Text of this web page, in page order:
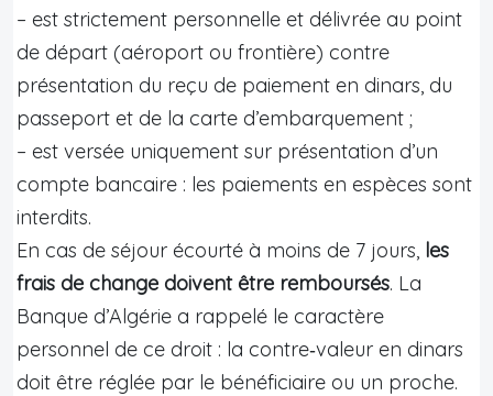
– est strictement personnelle et délivrée au point
de départ (aéroport ou frontière) contre
présentation du reçu de paiement en dinars, du
passeport et de la carte d’embarquement ;
– est versée uniquement sur présentation d’un
compte bancaire : les paiements en espèces sont
interdits.
En cas de séjour écourté à moins de 7 jours, les
frais de change doivent être remboursés. La
Banque d’Algérie a rappelé le caractère
personnel de ce droit : la contre‑valeur en dinars
doit être réglée par le bénéficiaire ou un proche.